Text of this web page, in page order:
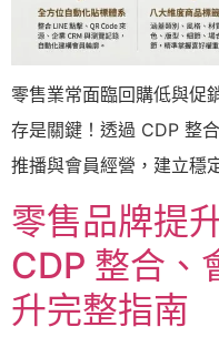
零售業常面臨回購低與促
存是關鍵！透過 CDP 整
推播與會員經營，建立穩
零售品牌提
CDP 整合、
升完整指南